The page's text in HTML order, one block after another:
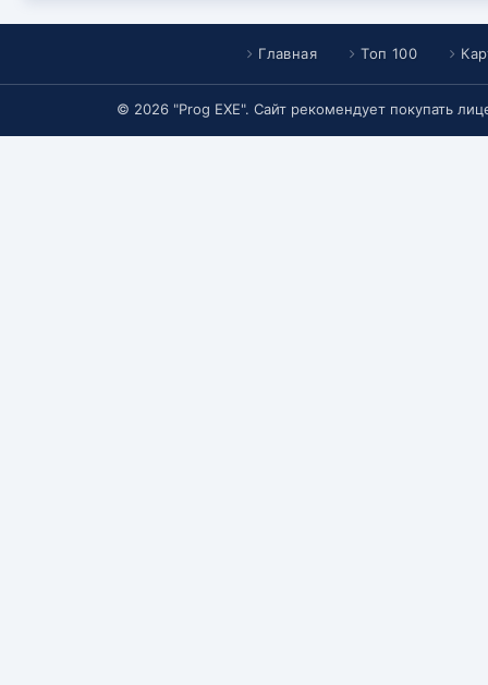
Главная Топ 100
© 2026 "Prog EXE". Сайт рекомендует покупать